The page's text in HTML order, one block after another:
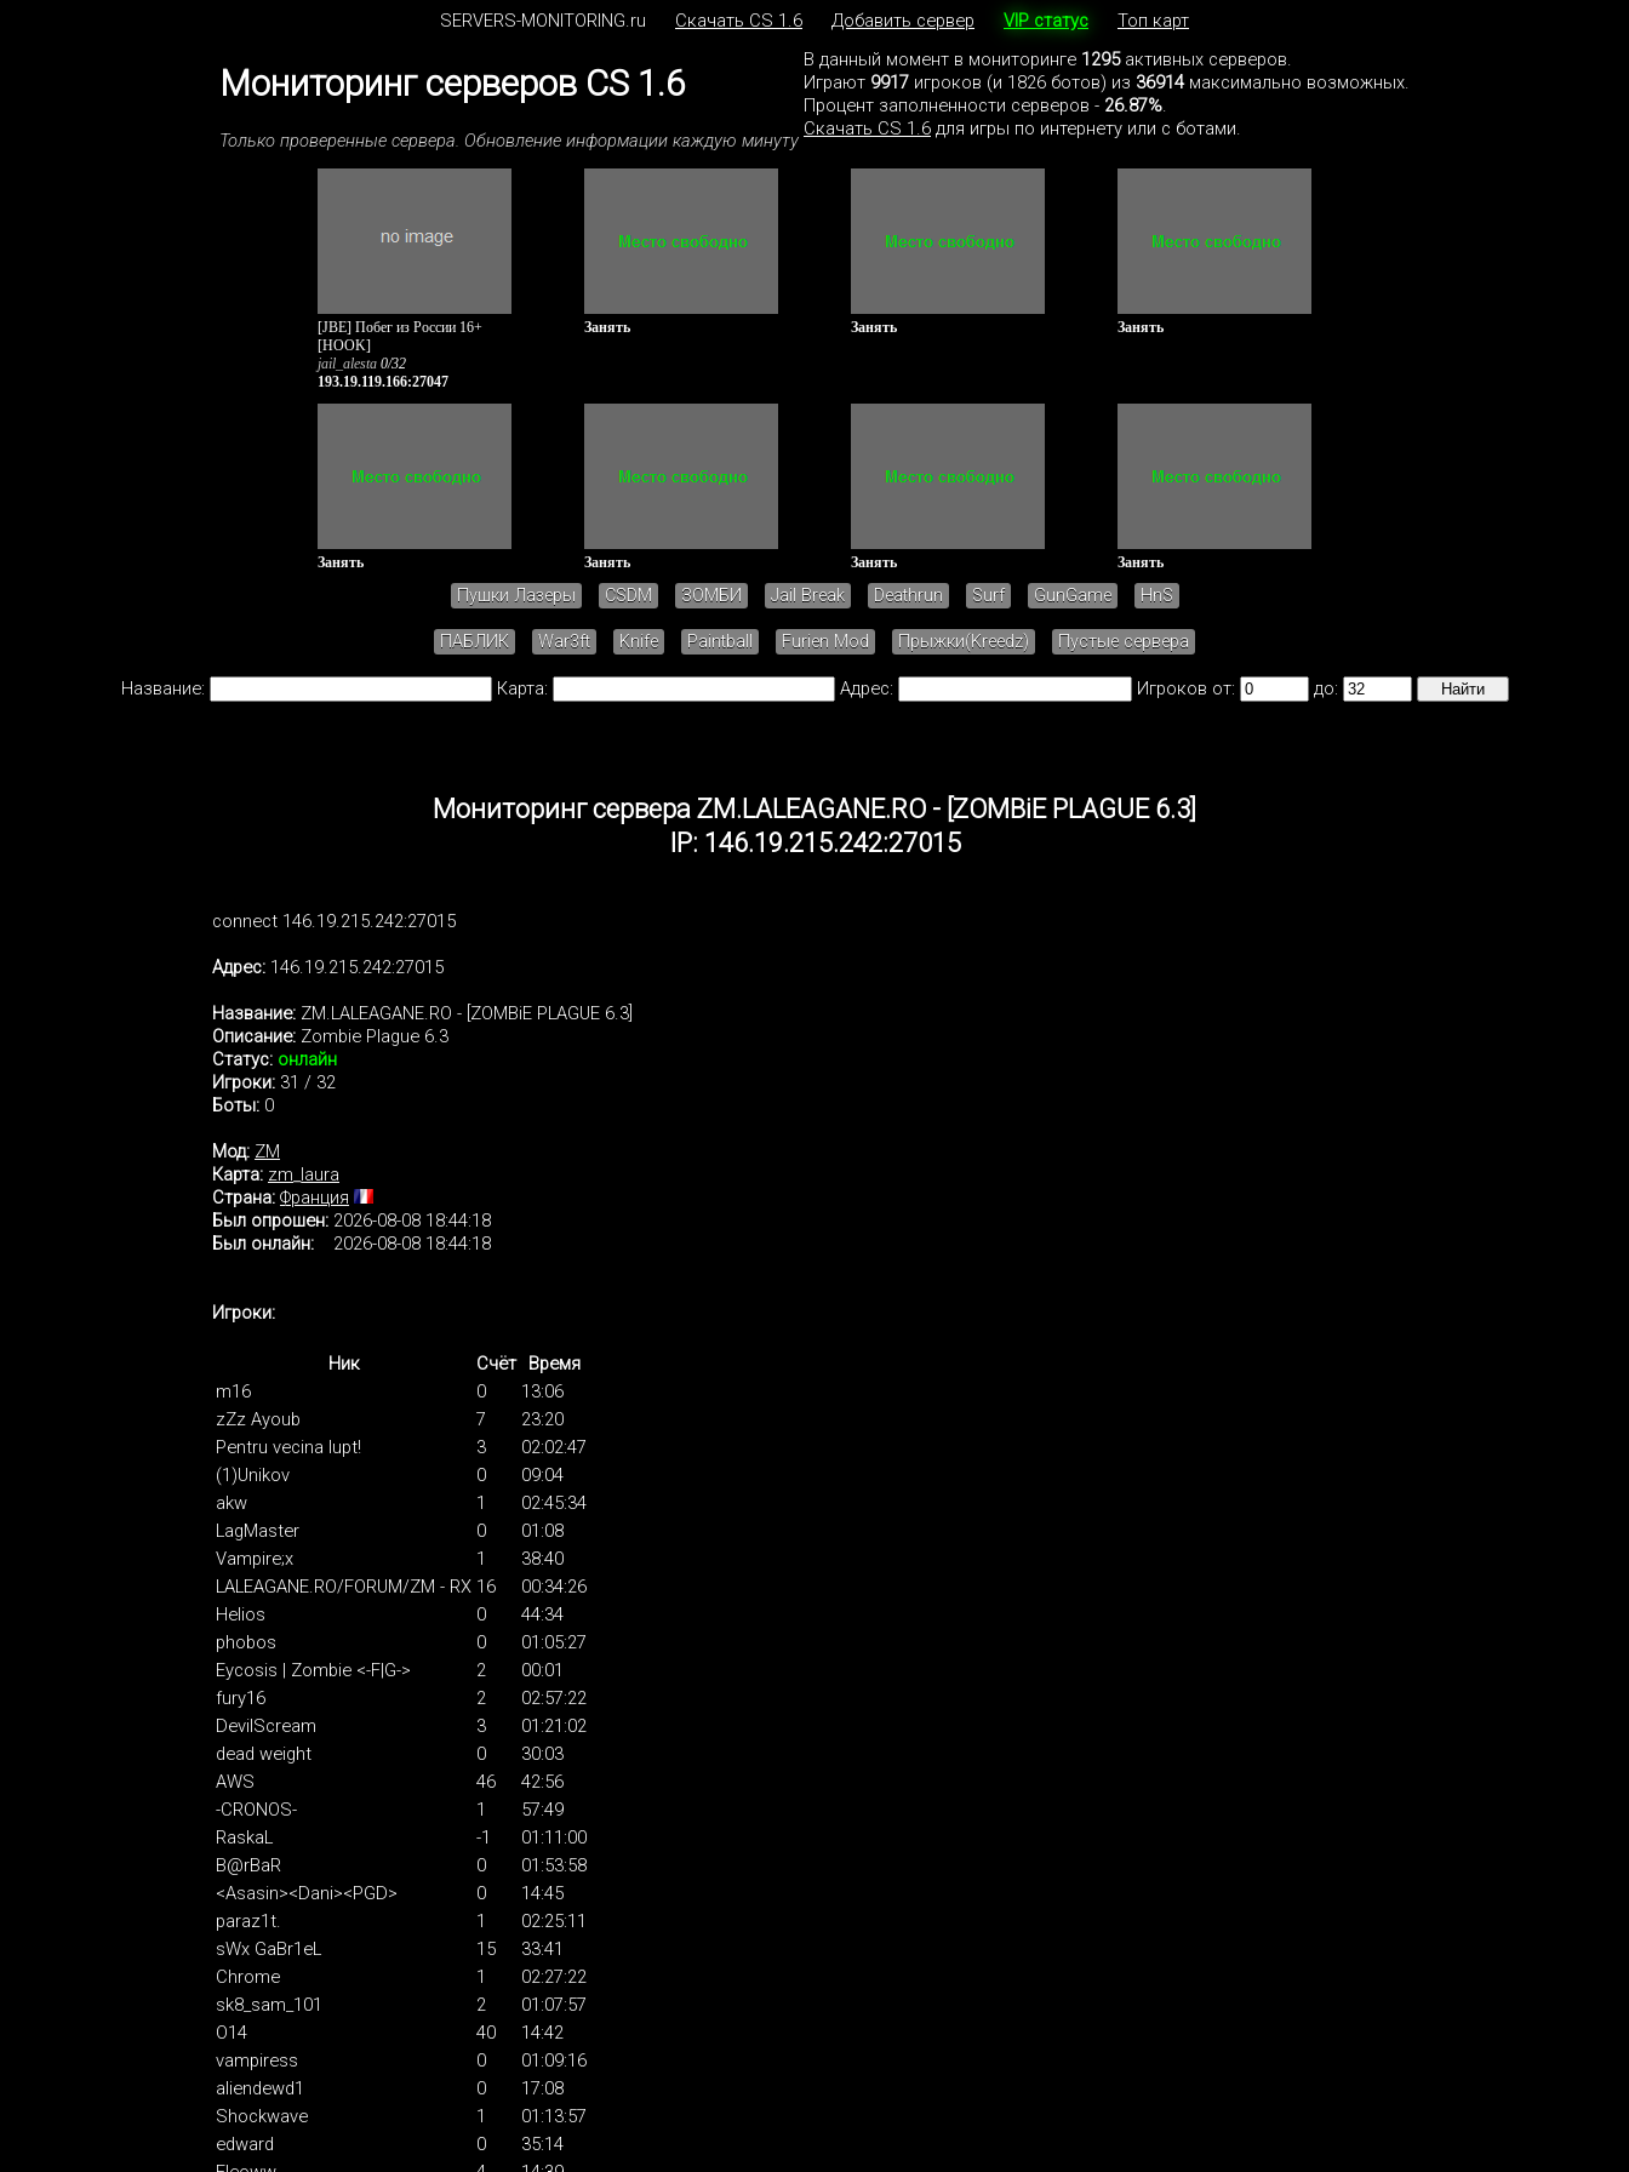
SERVERS-MONITORING.ru Скачать CS 1.6 Добавить сервер VIP статус Топ карт
Мониторинг серверов CS 1.6
Только проверенные сервера. Обновление информации каждую минуту
В данный момент в мониторинге 1295активных серверов.
Играют 9917 игроков (и 1826 ботов) из 36914максимально возможных.
Процент заполненности серверов - 26.87%.
Скачать CS 1.6 для игры по интернету или с ботами.
[JBE] Побег из России 16+
[HOOK]
jail_alesta 0/32
193.19.119.166:27047
Занять Занять Занять
Занять Занять Занять Занять
Пушки Лазеры CSDM ЗОМБИ Jail Break Deathrun Surf GunGame HnS
ПАБЛИК War3ft Knife Paintball Furien Mod Прыжки(Kreedz) Пустые сервера
Название: Карта: Адрес: Игроков от: до:
Мониторинг сервера ZM.LALEAGANE.RO - [ZOMBiE PLAGUE 6.3]
IP: 146.19.215.242:27015
connect 146.19.215.242:27015
Адрес: 146.19.215.242:27015
Название: ZM.LALEAGANE.RO - [ZOMBiE PLAGUE 6.3]
Описание: Zombie Plague 6.3
Статус: онлайн
Игроки: 31 / 32
Боты: 0
Мод: ZM
Карта: zm_laura
Страна: Франция
Был опрошен: 2026-08-08 18:44:18
Был онлайн: 2026-08-08 18:44:18
Игроки:
Ник Счёт
Время
m16
0
13:06
zZz Ayoub
7
23:20
Pentru vecina lupt!
3
02:02:47
(1)Unikov
0
09:04
akw
1
02:45:34
LagMaster
0
01:08
Vampire;x
1
38:40
LALEAGANE.RO/FORUM/ZM - RX 16
00:34:26
Helios
0
44:34
phobos
0
01:05:27
Eycosis | Zombie <-F|G->
2
00:01
fury16
2
02:57:22
DevilScream
3
01:21:02
dead weight
0
30:03
AWS
46
42:56
-CRONOS-
1
57:49
RaskaL
-1
01:11:00
B@rBaR
0
01:53:58
<Asasin><Dani><PGD>
0
14:45
paraz1t.
1
02:25:11
sWx GaBr1eL
15
33:41
Chrome
1
02:27:22
sk8_sam_101
2
01:07:57
O14
40
14:42
vampiress
0
01:09:16
aliendewd1
0
17:08
Shockwave
1
01:13:57
edward
0
35:14